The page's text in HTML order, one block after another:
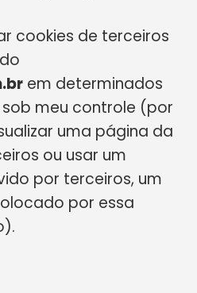
cookies de terceiros
em determinados
meu controle (por
uma página da
ou usar um
por terceiros, um
por essa